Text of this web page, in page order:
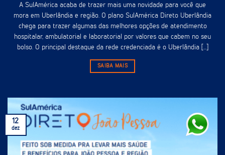
A SulAmérica acaba de trazer mais uma novidade para você que
mora em Uberlândia e região. O plano SulAmérica Direto Uberlândia
chega para trazer algumas das melhores opções de atendimento
hospitalar, ambulatorial e laboratorial por valores que cabem no seu
bolso. O principal destaque da rede credenciada é o Uberlândia [...]
SAIBA MAIS
12
dez